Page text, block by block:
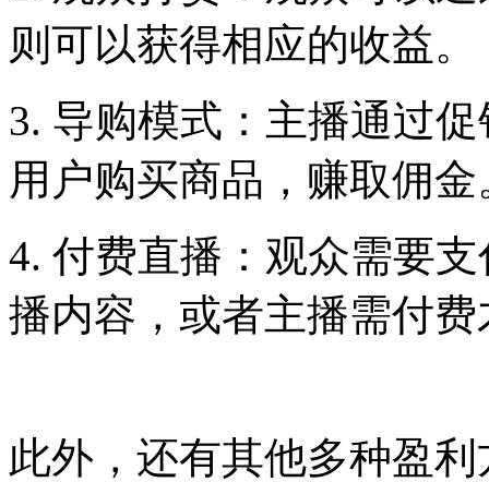
则可以获得相应的收益。
3. 导购模式：主播通过
用户购买商品，赚取佣金
4. 付费直播：观众需要
播内容，或者主播需付
此外，还有其他多种盈